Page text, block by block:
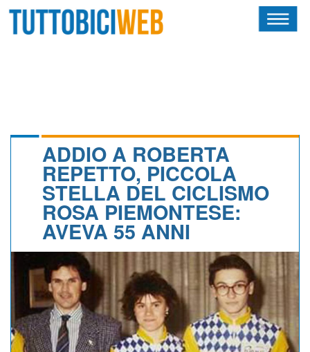
CALENDARIO
ALBI D'ORO
NEWSLETTER
ADDIO A ROBERTA
REPETTO, PICCOLA
STELLA DEL CICLISMO
ROSA PIEMONTESE:
AVEVA 55 ANNI